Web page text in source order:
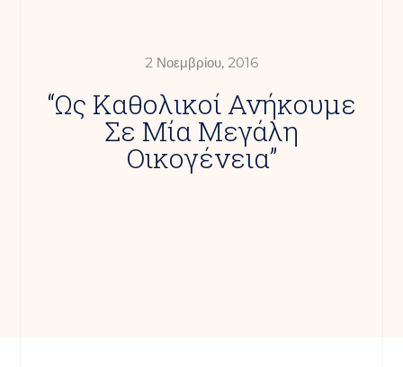
2 Νοεμβρίου, 2016
“Ως Καθολικοί Ανήκουμε
Σε Μία Μεγάλη
Οικογένεια”